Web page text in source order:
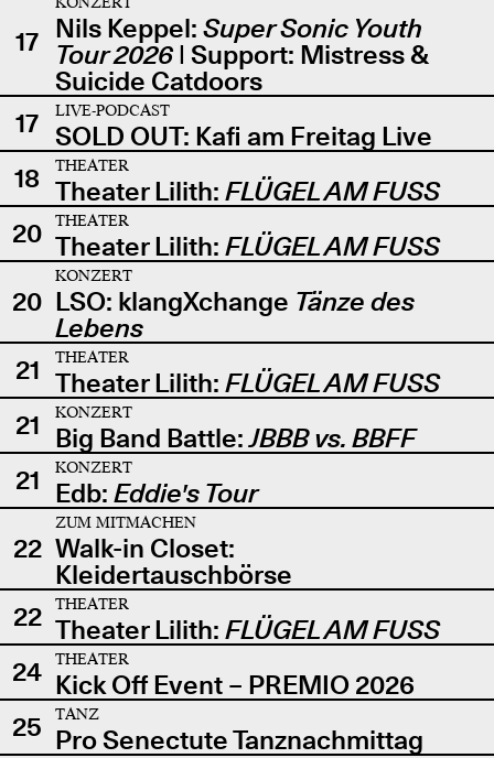
17 Nils Keppel: Super Sonic Youth
Tour 2026| Support: Mistress &
Suicide Catdoors
17
LIVE-PODCAST
SOLD OUT: Kafi am Freitag Live
18
THEATER
Theater Lilith: FLÜGEL AM FUSS
20
THEATER
Theater Lilith: FLÜGEL AM FUSS
20
KONZERT
LSO: klangXchange Tänze des
Lebens
21
THEATER
Theater Lilith: FLÜGEL AM FUSS
21
KONZERT
Big Band Battle:JBBB vs. BBFF
21
KONZERT
Edb: Eddie's Tour
22
ZUM MITMACHEN
Walk-in Closet:
Kleidertauschbörse
22
THEATER
Theater Lilith: FLÜGEL AM FUSS
24
THEATER
Kick Off Event – PREMIO 2026
25
TANZ
Pro Senectute Tanznachmittag